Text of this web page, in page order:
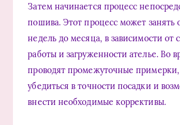
Затем начинается процесс
пошива. Этот процесс может занять
недель до месяца, в зависимости от
работы и загруженности ателье. Во
проводят промежуточные
убедиться в точности посадки и
внести необходимые коррективы.